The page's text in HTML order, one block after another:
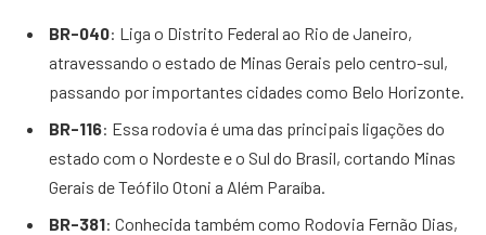
BR-040: Liga o Distrito Federal ao Rio de Janeiro,
atravessando o estado de Minas Gerais pelo centro-sul,
passando por importantes cidades como Belo Horizonte.
BR-116: Essa rodovia é uma das principais ligações do
estado com o Nordeste e o Sul do Brasil, cortando Minas
Gerais de Teófilo Otoni a Além Paraíba.
BR-381: Conhecida também como Rodovia Fernão Dias,